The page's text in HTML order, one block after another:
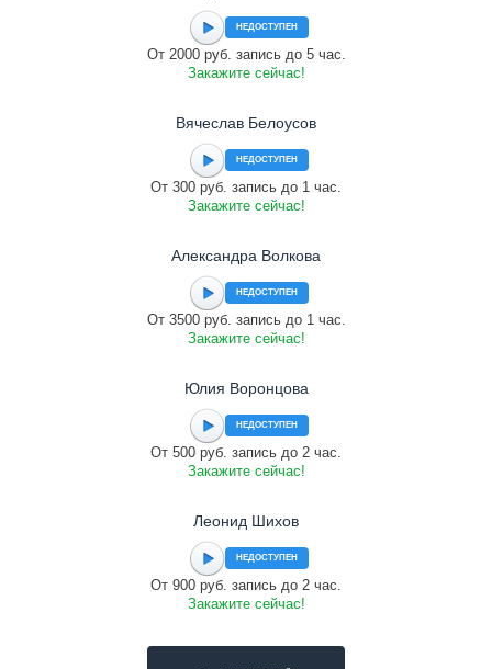
НЕДОСТУПЕН
От 2000 руб. запись до 5 час.
Закажите сейчас!
Вячеслав Белоусов
НЕДОСТУПЕН
От 300 руб. запись до 1 час.
Закажите сейчас!
Александра Волкова
НЕДОСТУПЕН
От 3500 руб. запись до 1 час.
Закажите сейчас!
Юлия Воронцова
НЕДОСТУПЕН
От 500 руб. запись до 2 час.
Закажите сейчас!
Леонид Шихов
НЕДОСТУПЕН
От 900 руб. запись до 2 час.
Закажите сейчас!